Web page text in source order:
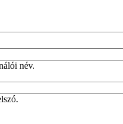
név.